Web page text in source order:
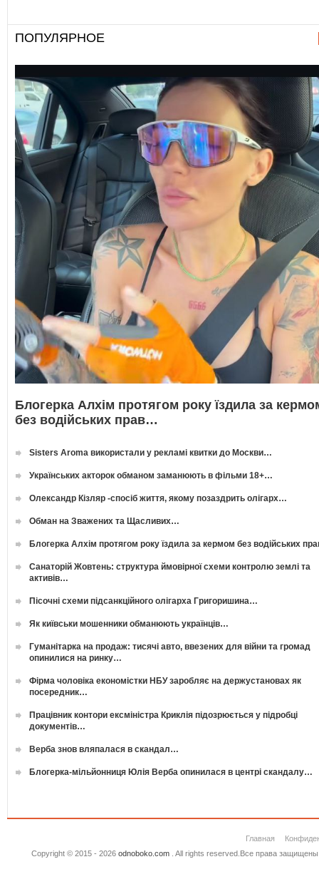
ПОПУЛЯРНОЕ
Блогерка Алхім протягом року їздила за
без водійських прав…
Sisters Aroma використали у рекламі квитки до Москви…
Українських акторок обманом заманюють в фільми 18+…
Олександр Кізляр -спосіб життя, якому позаздрить олігарх…
Обман на Зважених та Щасливих…
Блогерка Алхім протягом року їздила за кермом без водійських
Санаторій Жовтень: структура ймовірної схеми контролю землі та
активів…
Пісочні схеми підсанкційного олігарха Григоришина…
Як київськи мошенники обманюють українців…
Гуманітарка на продаж: тисячі авто, ввезених для війни та громад
опинилися на ринку…
Фірма чоловіка економістки НБУ заробляє на держустановах як
посередник…
Працівник контори ексміністра Криклія підозрюється у підробці
документів…
Верба знов вляпалася в скандал…
Блогерка-мільйонниця Юлія Верба опинилася в центрі скандалу…
Главная
Copyright © 2015 - 2026 odnoboko.com. All rights reserved.Все права защищены.